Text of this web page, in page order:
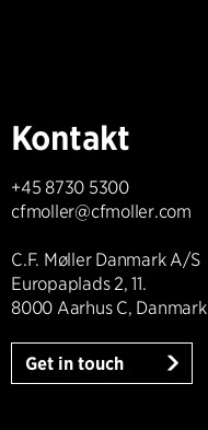
Kontakt
+45 8730 5300
cfmoller@cfmoller.com
C.F. Møller Danmark A/S
Europaplads 2, 11.
8000 Aarhus C, Danmark
Get in touch